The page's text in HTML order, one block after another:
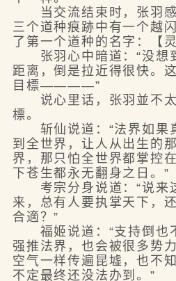
当交流结束时，张羽感
三个道种痕跡中有一个越
了第一个道种的名字：【
张羽心中暗道：“没想
距离，倒是拉近得很快。
目標————”
说心里话，张羽並不太
標。
斩仙说道：“法界如果
到全世界，让人从出生的
界，那只怕全世界都掌控
下苍生都永无翻身之日。”
考宗分身说道：“说来
来，总有人要执掌天下，
合適？”
福姬说道：“支持倒也
强推法界，也会被很多势
空气一样传遍昆墟，也不
不定最终还没法办到。”